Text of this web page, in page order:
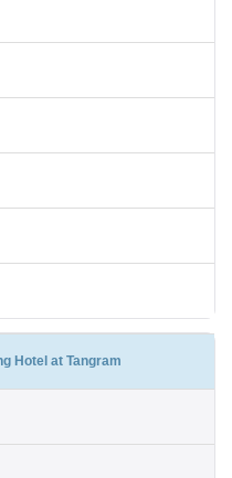
Hotel at Tangram